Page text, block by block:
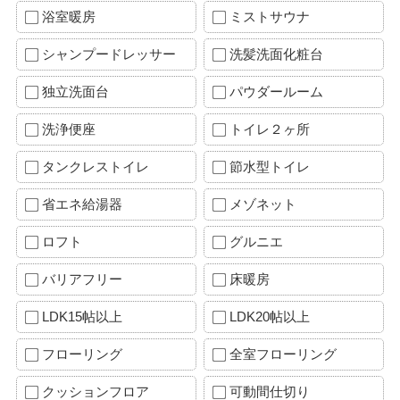
浴室暖房 ミストサウナ
シャンプードレッサー 洗髪洗面化粧台
独立洗面台 パウダールーム
洗浄便座 トイレ２ヶ所
タンクレストイレ 節水型トイレ
省エネ給湯器 メゾネット
ロフト グルニエ
バリアフリー 床暖房
LDK15帖以上 LDK20帖以上
フローリング 全室フローリング
クッションフロア 可動間仕切り